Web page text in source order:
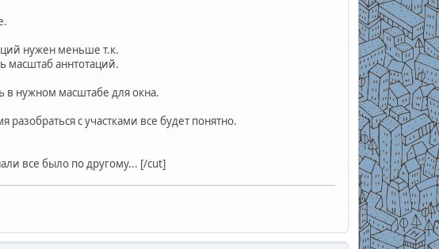
нужен меньше т.к.
масштаб аннтотаций.
в нужном масштабе для окна.
с участками все будет понятно.
все было по другому... [/cut]